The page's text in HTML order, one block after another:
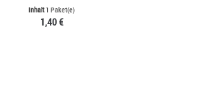
Inhalt1 Paket(e)
1,40 €